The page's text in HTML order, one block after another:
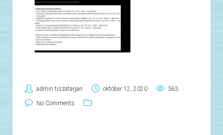
admin.tiszatarjan október 12, 2020 363
No Comments